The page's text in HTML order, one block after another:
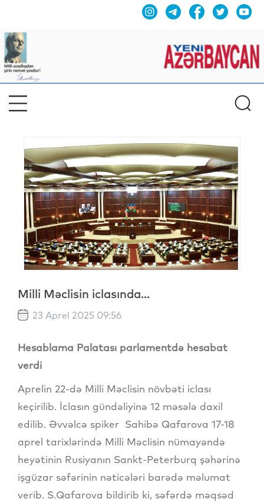
Milli Məclisin iclasında...
23 Aprel 2025 09:56
Hesablama Palatası parlamentdə hesabat
verdi
Aprelin 22-də Milli Məclisin növbəti iclası
keçirilib. İclasın gündəliyinə 12 məsələ daxil
edilib. Əvvəlcə spiker Sahibə Qafarova 17-18
aprel tarixlərində Milli Məclisin nümayəndə
heyətinin Rusiyanın Sankt-Peterburq şəhərinə
işgüzar səfərinin nəticələri barədə məlumat
verib. S.Qafarova bildirib ki, səfərdə məqsəd